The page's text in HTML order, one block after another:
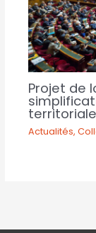
Projet de
Actualités,